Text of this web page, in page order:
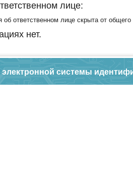
лице:
ответственном лице скрыта от общего
нет.
электронной системы